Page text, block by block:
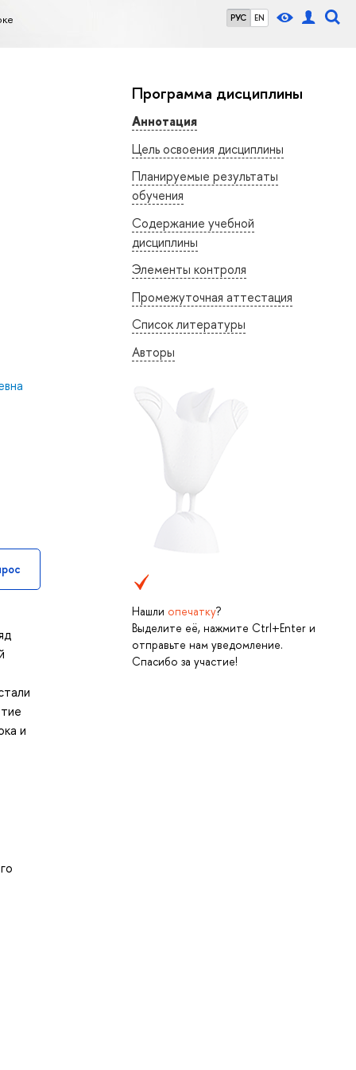
РУС EN
Программа дисциплины
Аннотация
Цель освоения дисциплины
Планируемые результаты
обучения
Содержание учебной
дисциплины
Элементы контроля
Промежуточная аттестация
Список литературы
Авторы
Нашли опечатку?
Выделите её, нажмите Ctrl+Enter и
отправьте нам уведомление.
Спасибо за участие!
и